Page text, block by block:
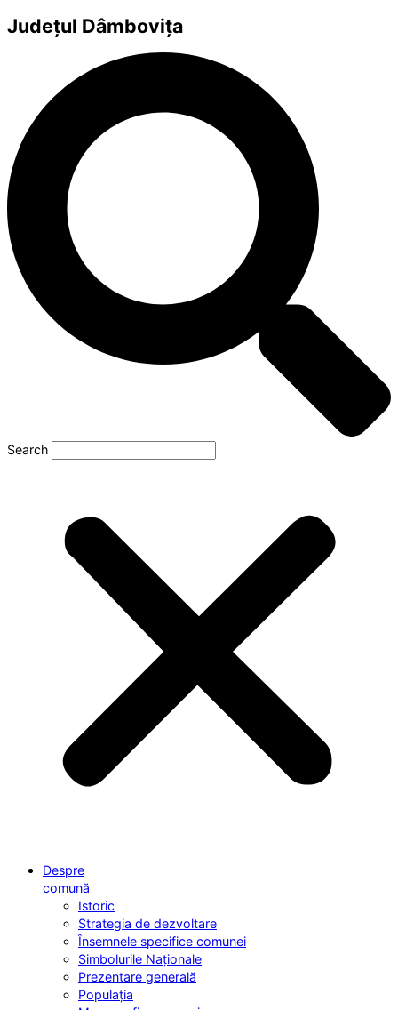
Județul Dâmbovița
Search
Despre
comună
Istoric
Strategia de dezvoltare
Însemnele specifice comunei
Simbolurile Naționale
Prezentare generală
Populația